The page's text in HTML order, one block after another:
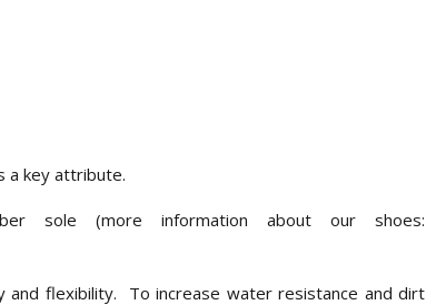
a key attribute.
sole (more information about our shoes:
and flexibility. To increase water resistance and dirt